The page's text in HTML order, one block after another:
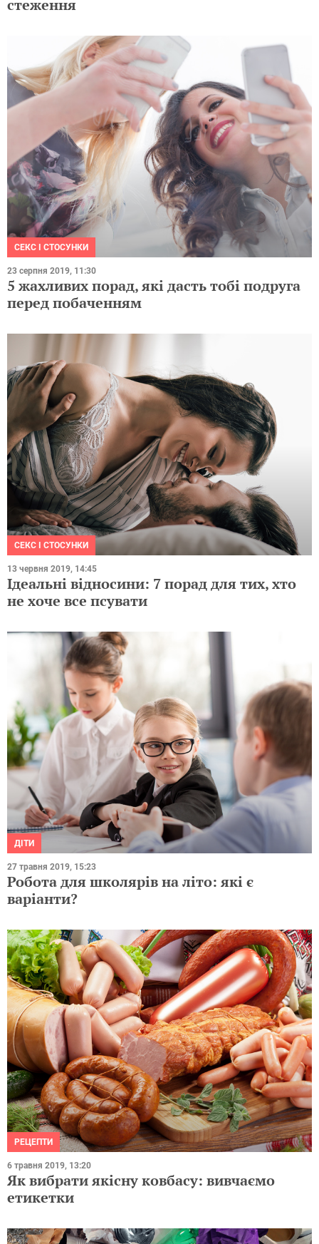
стеження
СЕКС І СТОСУНКИ
23 серпня 2019, 11:30
5 жахливих порад, які дасть тобі подруга
перед побаченням
СЕКС І СТОСУНКИ
13 червня 2019, 14:45
Ідеальні відносини: 7 порад для тих, хто
не хоче все псувати
ДІТИ
27 травня 2019, 15:23
Робота для школярів на літо: які є
варіанти?
РЕЦЕПТИ
6 травня 2019, 13:20
Як вибрати якісну ковбасу: вивчаємо
етикетки